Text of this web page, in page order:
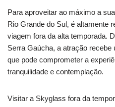
Para aproveitar ao máximo a
Rio Grande do Sul, é altamente
viagem fora da alta temporada.
Serra Gaúcha, a atração
que pode comprometer a
tranquilidade e contemplação.
Visitar a Skyglass fora da